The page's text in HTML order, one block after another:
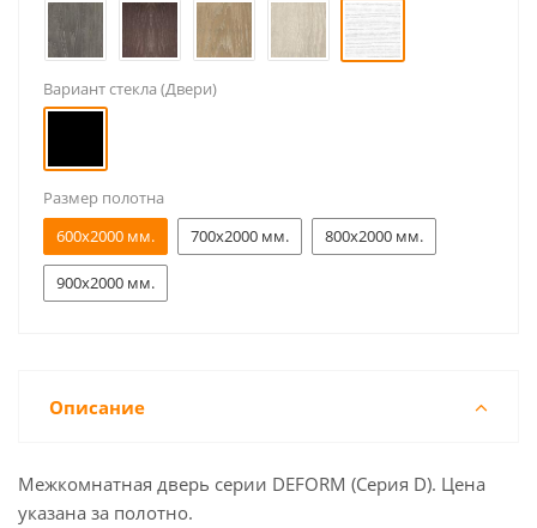
Вариант стекла (Двери)
Размер полотна
600x2000 мм.
700x2000 мм. 800x2000 мм.
900x2000 мм.
Описание
Межкомнатная дверь серии DEFORM (Серия D). Цена
указана за полотно.